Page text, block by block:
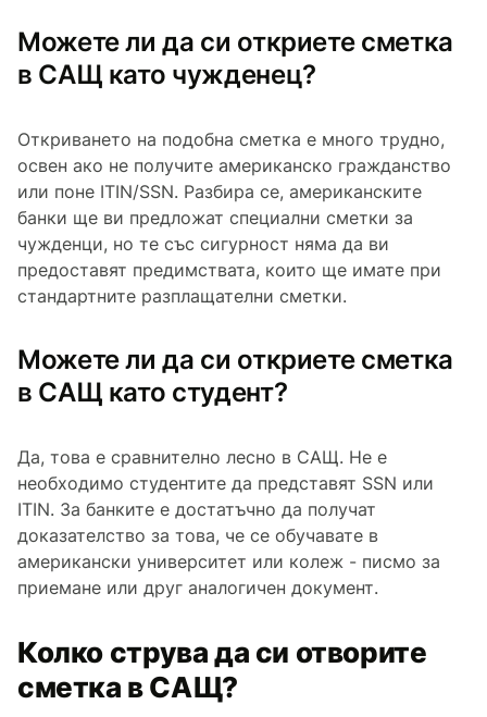
Можете ли да си откриете сметка
в САЩ като чужденец?
Откриването на подобна сметка е много трудно,
освен ако не получите американско гражданство
или поне ITIN/SSN. Разбира се, американските
банки ще ви предложат специални сметки за
чужденци, но те със сигурност няма да ви
предоставят предимствата, които ще имате при
стандартните разплащателни сметки.
Можете ли да си откриете сметка
в САЩ като студент?
Да, това е сравнително лесно в САЩ. Не е
необходимо студентите да представят SSN или
ITIN. За банките е достатъчно да получат
доказателство за това, че се обучавате в
американски университет или колеж - писмо за
приемане или друг аналогичен документ.
Колко струва да си отворите
сметка в САЩ?